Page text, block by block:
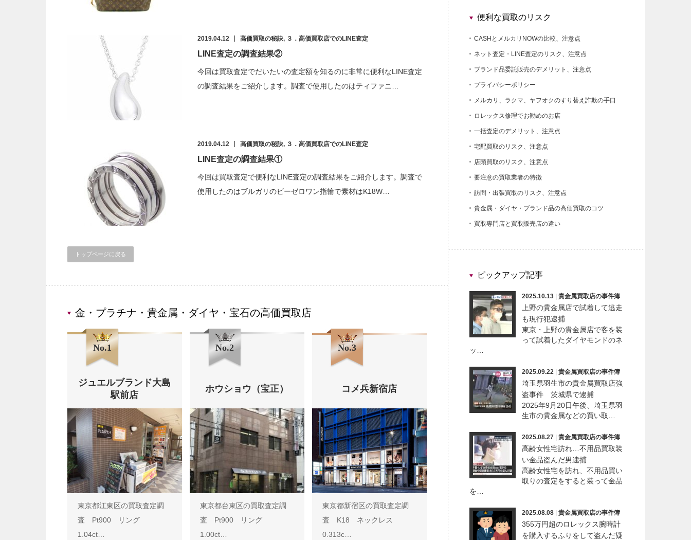
2019.04.12 高価買取の秘訣, ３．高価買取店でのLINE査定
LINE査定の調査結果②
今回は買取査定でだいたいの査定額を知るのに非常に便利なLINE査定
の調査結果をご紹介します。調査で使用したのはティファニ…
2019.04.12 高価買取の秘訣, ３．高価買取店でのLINE査定
LINE査定の調査結果①
今回は買取査定で便利なLINE査定の調査結果をご紹介します。調査で
使用したのはブルガリのビーゼロワン指輪で素材はK18W…
トップページに戻る
金・プラチナ・貴金属・ダイヤ・宝石の高価買取店
No.1
ジュエルブランド大島
駅前店
東京都江東区の買取査定調
査 Pt900 リング
1.04ct…
No.2
ホウショウ（宝正）
東京都台東区の買取査定調
査 Pt900 リング
1.00ct…
No.3
コメ兵新宿店
東京都新宿区の買取査定調
査 K18 ネックレス
0.313c…
便利な買取のリスク
CASHとメルカリNOWの比較、注意点
ネット査定・LINE査定のリスク、注意点
ブランド品委託販売のデメリット、注意点
プライバシーポリシー
メルカリ、ラクマ、ヤフオクのすり替え詐欺の手口
ロレックス修理でお勧めのお店
一括査定のデメリット、注意点
宅配買取のリスク、注意点
店頭買取のリスク、注意点
要注意の買取業者の特徴
訪問・出張買取のリスク、注意点
貴金属・ダイヤ・ブランド品の高価買取のコツ
買取専門店と買取販売店の違い
ピックアップ記事
2025.10.13 貴金属買取店の事件簿
上野の貴金属店で試着して逃走
も現行犯逮捕
東京・上野の貴金属店で客を装
って試着したダイヤモンドのネ
ッ…
2025.09.22 貴金属買取店の事件簿
埼玉県羽生市の貴金属買取店強
盗事件 茨城県で逮捕
2025年9月20日午後、埼玉県羽
生市の貴金属などの買い取…
2025.08.27 貴金属買取店の事件簿
高齢女性宅訪れ…不用品買取装
い金品盗んだ男逮捕
高齢女性宅を訪れ、不用品買い
取りの査定をすると装って金品
を…
2025.08.08 貴金属買取店の事件簿
355万円超のロレックス腕時計
を購入するふりをして盗んだ疑